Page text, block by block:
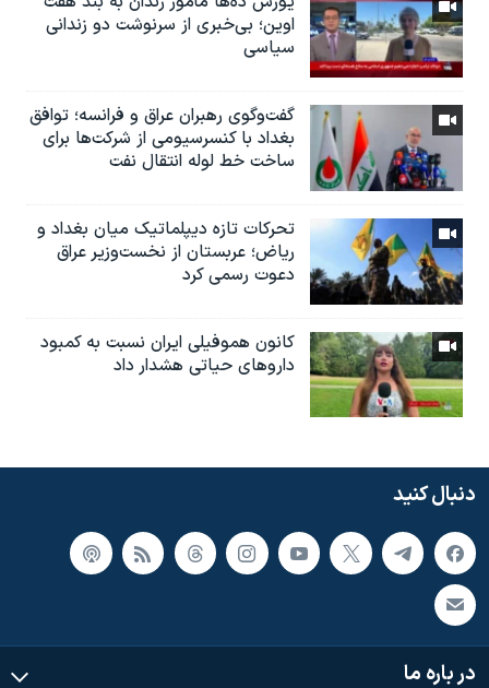
اوین؛ بی‌خبری از سرنوشت دو زندانی
سیاسی
گفت‌وگوی رهبران عراق و فرانسه؛ توافق
بغداد با کنسرسیومی از شرکت‌ها برای
ساخت خط لوله انتقال نفت
تحرکات تازه دیپلماتیک میان بغداد و
ریاض؛ عربستان از نخست‌وزیر عراق
دعوت رسمی کرد
کانون هموفیلی ایران نسبت به کمبود
داروهای حیاتی هشدار داد
دنبال کنید
در باره ما